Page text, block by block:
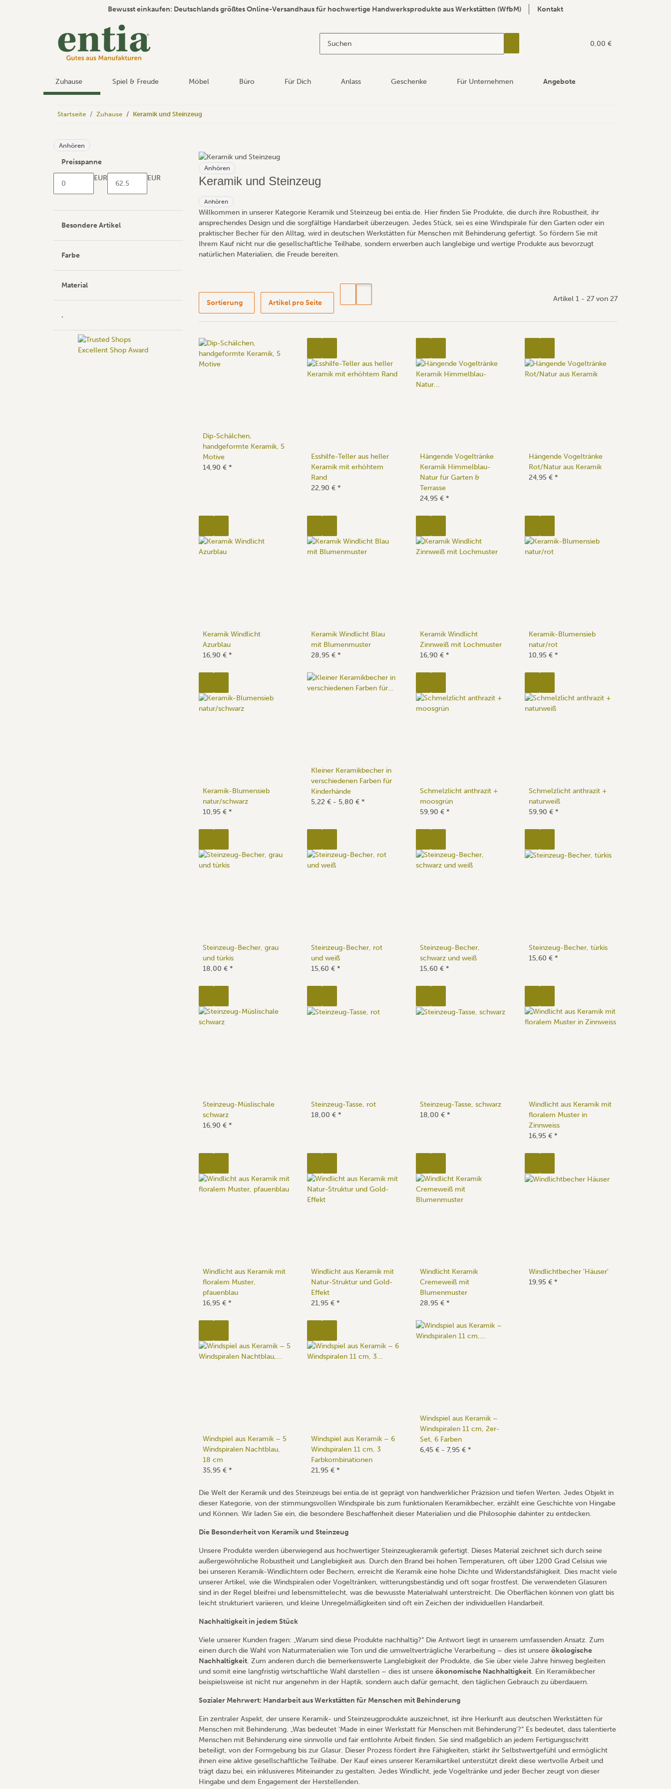
Bewusst einkaufen: Deutschlands größtes Online-Versandhaus für hochwertige Handwerksprodukte aus Werkstätten (WfbM) Kontakt
0,00 €
Zuhause Spiel & Freude Möbel Büro Für Dich Anlass Geschenke Für Unternehmen Angebote
Startseite Zuhause Keramik und Steinzeug
Anhören
Anhören
Keramik und Steinzeug
Anhören
Willkommen in unserer Kategorie Keramik und Steinzeug bei entia.de. Hier finden Sie Produkte, die durch ihre Robustheit, ihr
ansprechendes Design und die sorgfältige Handarbeit überzeugen. Jedes Stück, sei es eine Windspirale für den Garten oder ein
praktischer Becher für den Alltag, wird in deutschen Werkstätten für Menschen mit Behinderung gefertigt. So fördern Sie mit
Ihrem Kauf nicht nur die gesellschaftliche Teilhabe, sondern erwerben auch langlebige und wertige Produkte aus bevorzugt
natürlichen Materialien, die Freude bereiten.
Sortierung Artikel pro Seite Artikel 1 - 27 von 27
Dip-Schälchen,
handgeformte Keramik, 5
Motive
14,90 € *
Esshilfe-Teller aus heller
Keramik mit erhöhtem
Rand
22,90 €*
Hängende Vogeltränke
Keramik Himmelblau-
Natur für Garten &
Terrasse
24,95 €*
Hängende Vogeltränke
Rot/Natur aus Keramik
24,95 €*
Keramik Windlicht
Azurblau
16,90 € *
Keramik Windlicht Blau
mit Blumenmuster
28,95 €*
Keramik Windlicht
Zinnweiß mit Lochmuster
16,90 €*
Keramik-Blumensieb
natur/rot
10,95 €*
Keramik-Blumensieb
natur/schwarz
10,95 € *
Kleiner Keramikbecher in
verschiedenen Farben für
Kinderhände
5,22 € - 5,80 €*
Schmelzlicht anthrazit +
moosgrün
59,90 €*
Schmelzlicht anthrazit +
naturweiß
59,90 €*
Steinzeug-Becher, grau
und türkis
18,00 € *
Steinzeug-Becher, rot
und weiß
15,60 €*
Steinzeug-Becher,
schwarz und weiß
15,60 €*
Steinzeug-Becher, türkis
15,60 €*
Steinzeug-Müslischale
schwarz
16,90 € *
Steinzeug-Tasse, rot
18,00 €*
Steinzeug-Tasse, schwarz
18,00 €*
Windlicht aus Keramik mit
floralem Muster in
Zinnweiss
16,95 €*
Windlicht aus Keramik mit
floralem Muster,
pfauenblau
16,95 € *
Windlicht aus Keramik mit
Natur-Struktur und Gold-
Effekt
21,95 €*
Windlicht Keramik
Cremeweiß mit
Blumenmuster
28,95 €*
Windlichtbecher 'Häuser'
19,95 €*
Windspiel aus Keramik – 5
Windspiralen Nachtblau,
18 cm
35,95 € *
Windspiel aus Keramik – 6
Windspiralen 11 cm, 3
Farbkombinationen
21,95 €*
Windspiel aus Keramik –
Windspiralen 11 cm, 2er-
Set, 6 Farben
6,45 € -7,95 €*
Die Welt der Keramik und des Steinzeugs bei entia.de ist geprägt von handwerklicher Präzision und tiefen Werten. Jedes Objekt in
dieser Kategorie, von der stimmungsvollen Windspirale bis zum funktionalen Keramikbecher, erzählt eine Geschichte von Hingabe
und Können. Wir laden Sie ein, die besondere Beschaffenheit dieser Materialien und die Philosophie dahinter zu entdecken.
Die Besonderheit von Keramik und Steinzeug
Unsere Produkte werden überwiegend aus hochwertiger Steinzeugkeramik gefertigt. Dieses Material zeichnet sich durch seine
außergewöhnliche Robustheit und Langlebigkeit aus. Durch den Brand bei hohen Temperaturen, oft über 1200 Grad Celsius wie
bei unseren Keramik-Windlichtern oder Bechern, erreicht die Keramik eine hohe Dichte und Widerstandsfähigkeit. Dies macht viele
unserer Artikel, wie die Windspiralen oder Vogeltränken, witterungsbeständig und oft sogar frostfest. Die verwendeten Glasuren
sind in der Regel bleifrei und lebensmittelecht, was die bewusste Materialwahl unterstreicht. Die Oberflächen können von glatt bis
leicht strukturiert variieren, und kleine Unregelmäßigkeiten sind oft ein Zeichen der individuellen Handarbeit.
Nachhaltigkeit in jedem Stück
Viele unserer Kunden fragen: „Warum sind diese Produkte nachhaltig?“ Die Antwort liegt in unserem umfassenden Ansatz. Zum
einen durch die Wahl von Naturmaterialien wie Ton und die umweltverträgliche Verarbeitung – dies ist unsere ökologische
Nachhaltigkeit. Zum anderen durch die bemerkenswerte Langlebigkeit der Produkte, die Sie über viele Jahre hinweg begleiten
und somit eine langfristig wirtschaftliche Wahl darstellen – dies ist unsere ökonomische Nachhaltigkeit. Ein Keramikbecher
beispielsweise ist nicht nur angenehm in der Haptik, sondern auch dafür gemacht, den täglichen Gebrauch zu überdauern.
Sozialer Mehrwert: Handarbeit aus Werkstätten für Menschen mit Behinderung
Ein zentraler Aspekt, der unsere Keramik- und Steinzeugprodukte auszeichnet, ist ihre Herkunft aus deutschen Werkstätten für
Menschen mit Behinderung. „Was bedeutet 'Made in einer Werkstatt für Menschen mit Behinderung'?“ Es bedeutet, dass talentierte
Menschen mit Behinderung eine sinnvolle und fair entlohnte Arbeit finden. Sie sind maßgeblich an jedem Fertigungsschritt
beteiligt, von der Formgebung bis zur Glasur. Dieser Prozess fördert ihre Fähigkeiten, stärkt ihr Selbstwertgefühl und ermöglicht
ihnen eine aktive gesellschaftliche Teilhabe. Der Kauf eines unserer Keramikartikel unterstützt direkt diese wertvolle Arbeit und
trägt dazu bei, ein inklusiveres Miteinander zu gestalten. Jedes Windlicht, jede Vogeltränke und jeder Becher zeugt von dieser
Hingabe und dem Engagement der Herstellenden.
Preisspanne
EUR
EUR
Besondere Artikel
Farbe
Material
.